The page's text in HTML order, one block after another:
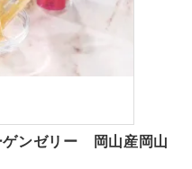
ゲンゼリー 岡山産岡山